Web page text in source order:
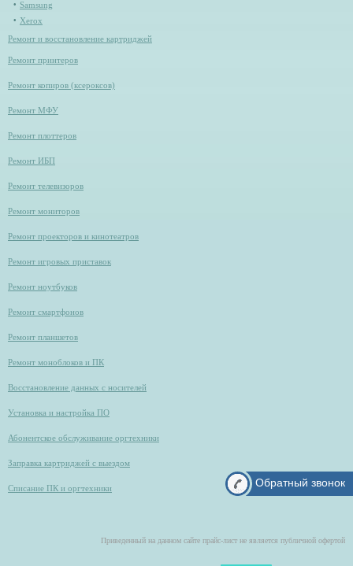
Обратный звонок
Samsung
Xerox
Ремонт и восстановление картриджей
Ремонт принтеров
Ремонт копиров (ксероксов)
Ремонт МФУ
Ремонт плоттеров
Ремонт ИБП
Ремонт телевизоров
Ремонт мониторов
Ремонт проекторов и кинотеатров
Ремонт игровых приставок
Ремонт ноутбуков
Ремонт смартфонов
Ремонт планшетов
Ремонт моноблоков и ПК
Восстановление данных с носителей
Установка и настройка ПО
Абонентское обслуживание оргтехники
Заправка картриджей с выездом
Списание ПК и оргтехники
Приведенный на данном сайте прайс-лист не является публичной офертой